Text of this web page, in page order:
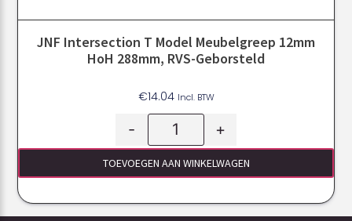
JNF Intersection T Model Meubelgreep 12mm
HoH 288mm, RVS-Geborsteld
€14.04 Incl. BTW
- +
TOEVOEGEN AAN WINKELWAGEN